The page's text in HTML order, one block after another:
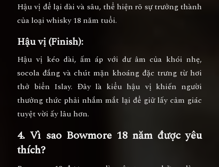
Hậu vị để lại dài và sâu, thể hiện rõ sự trưởng thành
của loại whisky 18 năm tuổi.
Hậu vị (Finish):
Hậu vị kéo dài, ấm áp với dư âm của khói nhẹ,
socola đắng và chút mặn khoáng đặc trưng từ hơi
thở biển Islay. Đây là kiểu hậu vị khiến người
thưởng thức phải nhắm mắt lại để giữ lấy cảm giác
tuyệt vời ấy lâu hơn.
4. Vì sao Bowmore 18 năm được yêu
thích?